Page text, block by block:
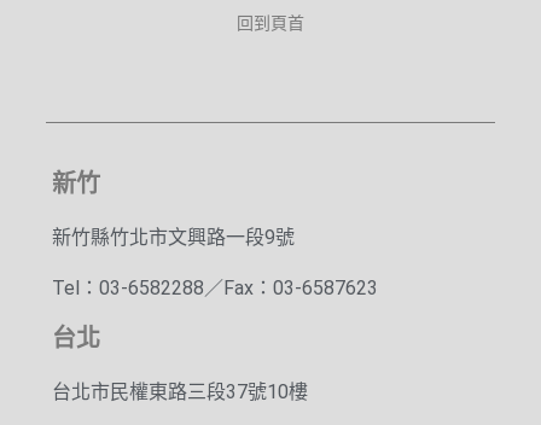
回到頁首
新竹
新竹縣竹北市文興路一段9號
Tel：03-6582288／Fax：03-6587623
台北
台北市民權東路三段37號10樓